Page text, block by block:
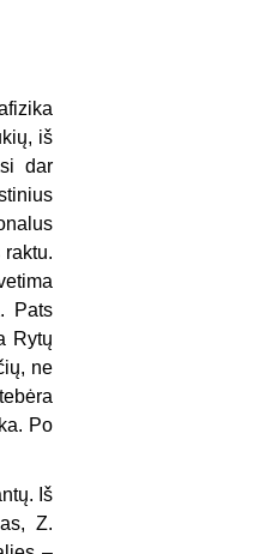
iš
dar
Pats
Rytų
ne
Po
Iš
Z.